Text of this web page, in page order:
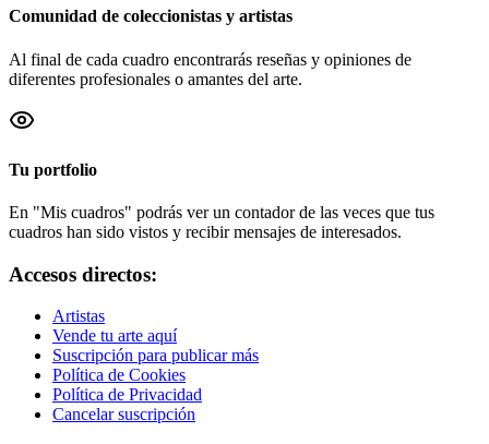
Comunidad de coleccionistas y artistas
Al final de cada cuadro encontrarás reseñas y opiniones de
diferentes profesionales o amantes del arte.
Tu portfolio
En "Mis cuadros" podrás ver un contador de las veces que tus
cuadros han sido vistos y recibir mensajes de interesados.
Accesos directos:
Artistas
Vende tu arte aquí
Suscripción para publicar más
Política de Cookies
Política de Privacidad
Cancelar suscripción